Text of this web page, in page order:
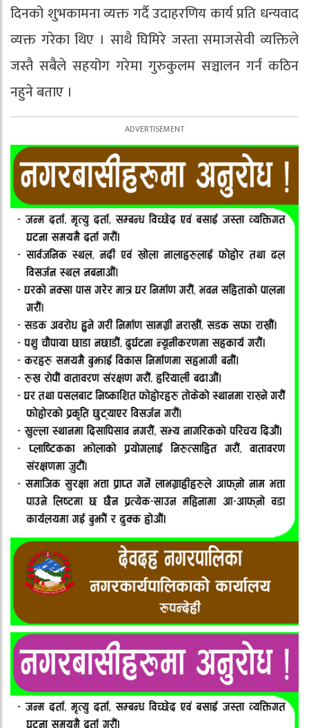
दिनको शुभकामना व्यक्त गर्दै उदाहरणिय कार्य प्रति धन्यवाद
व्यक्त गरेका थिए । साथै घिमिरे जस्ता समाजसेवी व्यक्तिले
जस्तै सबैले सहयोग गरेमा गुरुकुलम सञ्चालन गर्न कठिन
नहुने बताए ।